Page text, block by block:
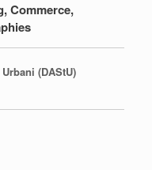
Commerce,
(DAStU)